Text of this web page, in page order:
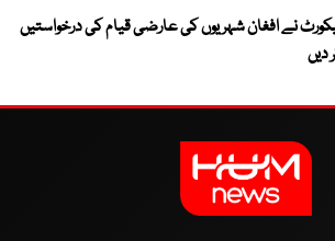
نے افغان شہریوں کی عارضی قیام کی درخواستیں
دیں